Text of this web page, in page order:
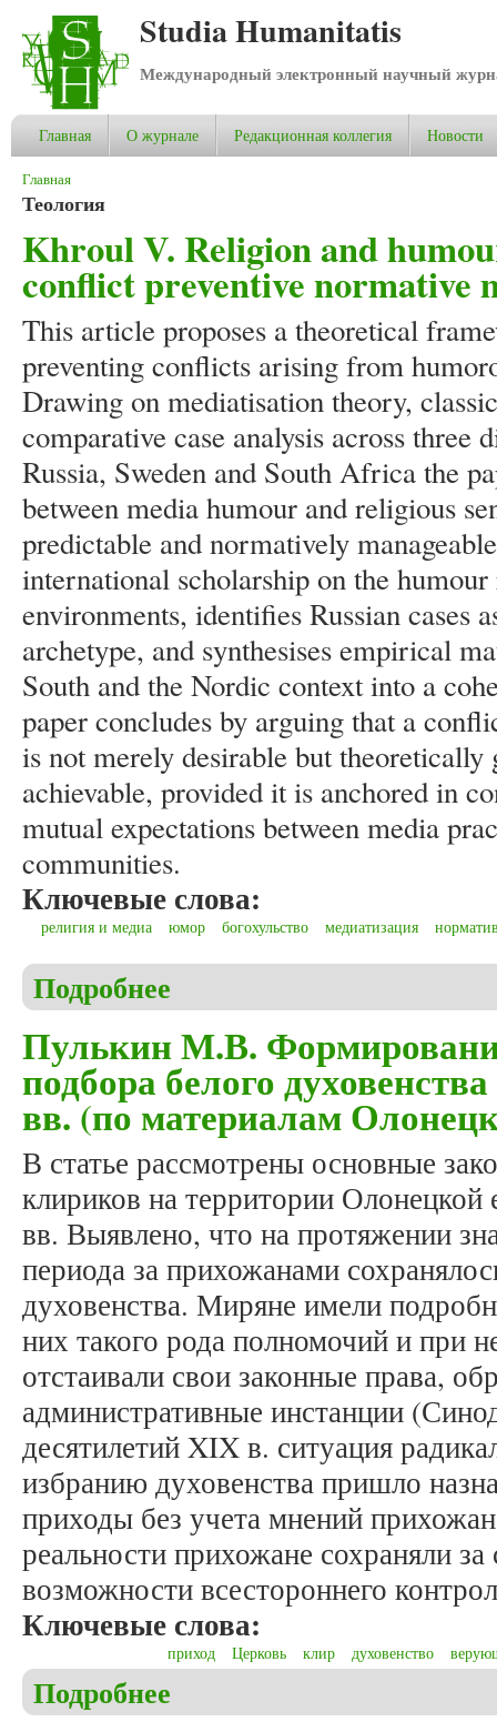
Studia Humanitatis
Международный электронный научный
Главная О журнале Редакционная коллегия Новости
Вы здесь
Главная
Теология
Khroul V. Religion and
conflict preventive normative
This article proposes a theoretical
preventing conflicts arising from
Drawing on mediatisation theory,
comparative case analysis across three
Russia, Sweden and South Africa the
between media humour and religious
predictable and normatively
international scholarship on the
environments, identifies Russian cases
archetype, and synthesises empirical
South and the Nordic context into a
paper concludes by arguing that a
is not merely desirable but
achievable, provided it is anchored in
mutual expectations between media
communities.
Ключевые слова:
религия и медиа юмор богохульство медиатизация
Подробнее
Пулькин М.В.
подбора белого
вв. (по материалам
В статье рассмотрены основные
клириков на территории
вв. Выявлено, что на протяжении
периода за прихожанами
духовенства. Миряне имели
них такого рода полномочий и при
отстаивали свои законные права,
административные инстанции
десятилетий XIX в. ситуация
избранию духовенства пришло
приходы без учета мнений
реальности прихожане сохраняли
возможности всестороннего
Ключевые слова:
приход Церковь клир духовенство
Подробнее